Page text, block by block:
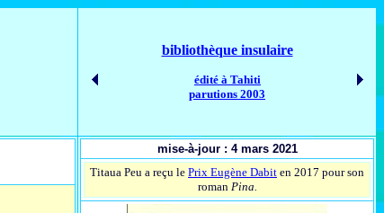
bibliothèque insulaire
édité à Tahiti
parutions 2003
mise-à-jour : 4 mars 2021
Titaua Peu a reçu le Prix Eugène Dabit en 2017 pour son
roman Pina.